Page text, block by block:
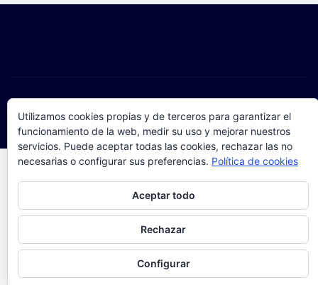
Copyright © 2025 | Funciona conWordPress|Seattle
Newsde ThemeArile
Utilizamos cookies propias y de terceros para garantizar el
funcionamiento de la web, medir su uso y mejorar nuestros
servicios. Puede aceptar todas las cookies, rechazar las no
necesarias o configurar sus preferencias. Política de cookies
Aceptar todo
Rechazar
Configurar
Para obtener más información, incluido cómo gestionar las cookies,